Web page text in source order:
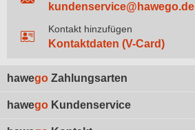
kundenservice@hawego.de
Kontakt hinzufügen
Kontaktdaten (V-Card)
hawego Zahlungsarten
hawego Kundenservice